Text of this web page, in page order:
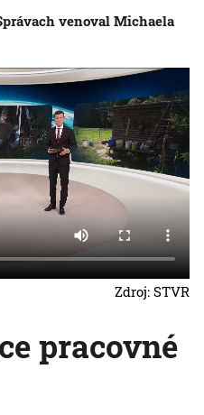
venoval Michaela
Zdroj: STVR
pracovné